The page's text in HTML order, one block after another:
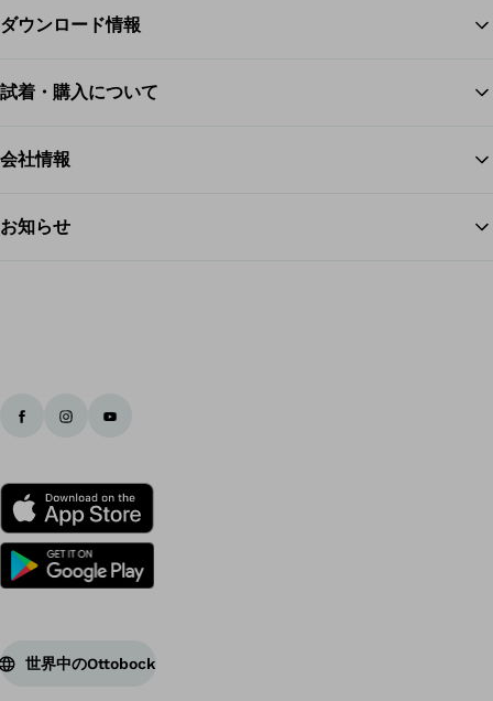
ダウンロード情報
試着・購入について
会社情報
お知らせ
世界中のOttobock